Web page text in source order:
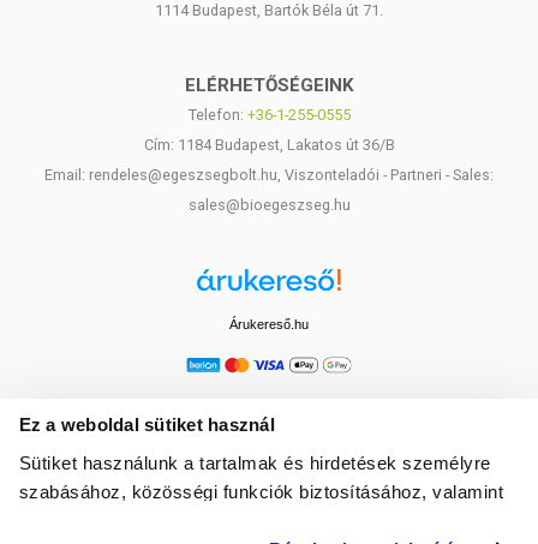
Ez a weboldal sütiket használ
Sütiket használunk a tartalmak és hirdetések személyre
szabásához, közösségi funkciók biztosításához, valamint
1114 Budapest, Bartók Béla út 71.
ELÉRHETŐSÉGEINK
Telefon: +36-1-255-0555
Cím: 1184 Budapest, Lakatos út 36/B
Email: rendeles@egeszsegbolt.hu, Viszonteladói - Partneri - Sales:
sales@bioegeszseg.hu
Árukereső.hu